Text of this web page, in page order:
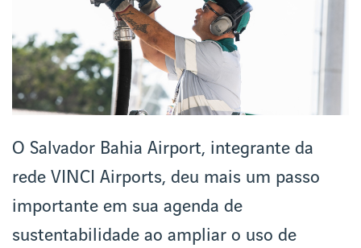
O Salvador Bahia Airport, integrante da
rede VINCI Airports, deu mais um passo
importante em sua agenda de
sustentabilidade ao ampliar o uso de